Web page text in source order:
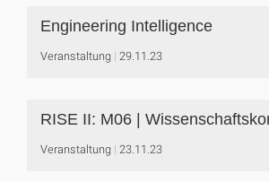
Engineering Intelligence
Veranstaltung 29.11.23
RISE II: M06 |
Veranstaltung 23.11.23